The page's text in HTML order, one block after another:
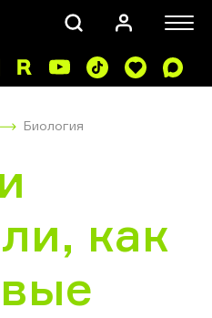
ПОИСК
Биология
как